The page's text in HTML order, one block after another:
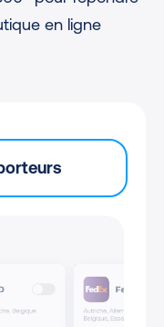
en ligne